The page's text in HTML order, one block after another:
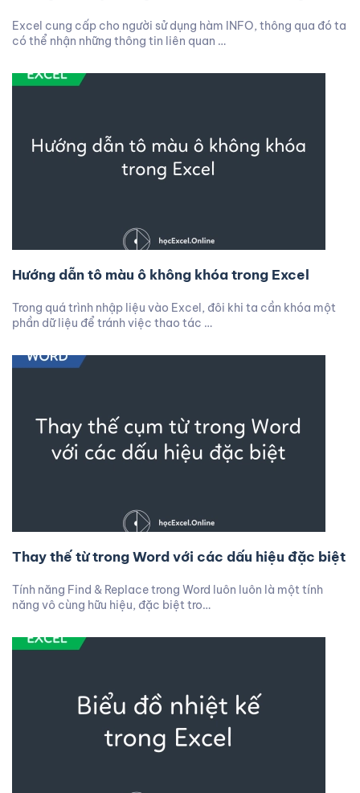
Excel cung cấp cho người sử dụng hàm INFO, thông qua đó ta
có thể nhận những thông tin liên quan …
Hướng dẫn tô màu ô không khóa trong Excel
Trong quá trình nhập liệu vào Excel, đôi khi ta cần khóa một
phần dữ liệu để tránh việc thao tác …
Thay thế từ trong Word với các dấu hiệu đặc biệt
Tính năng Find & Replace trong Word luôn luôn là một tính
năng vô cùng hữu hiệu, đặc biệt tro…